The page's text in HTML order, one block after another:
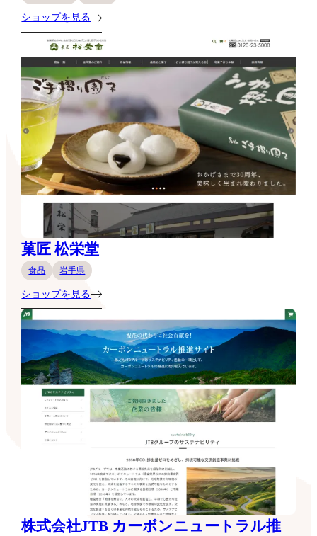
ショップを見る
菓匠 松栄堂
食品 岩手県
ショップを見る
株式会社JTB カーボンニュートラル推